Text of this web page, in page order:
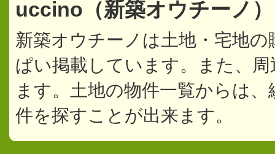
uccino（新築オウチーノ
新築オウチーノは土地・宅地
ぱい掲載しています。また、
ます。土地の物件一覧からは
件を探すことが出来ます。